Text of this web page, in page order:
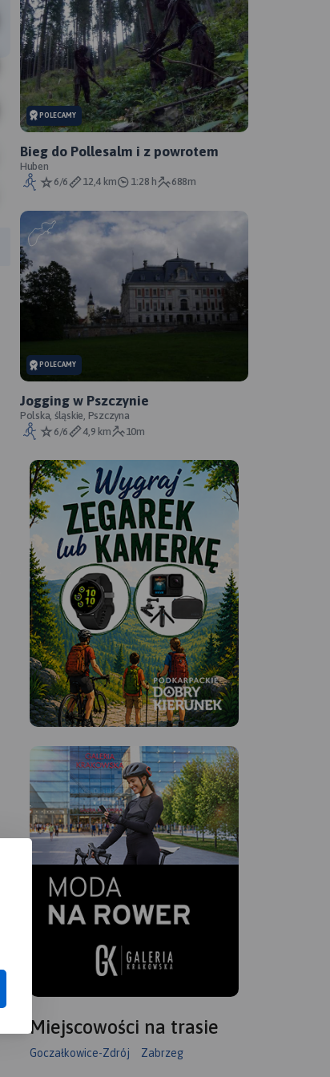
POLECAMY
Bieg do Pollesalm i z powrotem
Huben
6/6
12,4 km 1:28 h 688m
POLECAMY
Jogging w Pszczynie
Polska, śląskie, Pszczyna
6/6
4,9 km 10m
Miejscowości na trasie
Goczałkowice-Zdrój Zabrzeg